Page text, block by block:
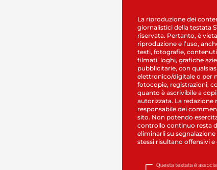
La riproduzione dei
giornalistici della testata
riservata. Pertanto, è
riproduzione e l’uso,
testi, fotografie,
filmati, loghi, grafiche
pubblicitarie, con
elettronico/digitale o per
fotocopie, registrazioni,
quanto è ascrivibile a
autorizzata. La redazione
responsabile dei
sito. Non potendo
controllo continuo resta
eliminarli su
stessi risultano offensivi e